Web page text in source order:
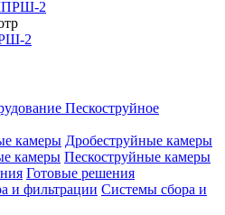
2
Пескоструйное
Дробеструйные камеры
Пескоструйные камеры
Готовые решения
Системы сбора и